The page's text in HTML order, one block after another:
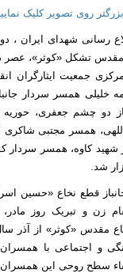
رسانی شهدای ایران
مقدس تشکل «کوثر»،
جمعیت ایثارگران
خلیلی همسر سردار
دو چشم جعفری، حوریه
همسر مجتبی شاکری
کاوه، همسر سردار
شد.
قطع نخاع «حسین
زن و تبریک روز
و اجتماعی با همسران
سطح روحی این همسران